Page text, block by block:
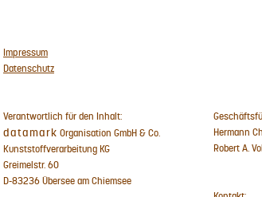
Impressum
Datenschutz
Verantwortlich für den Inhalt:
datamark Organisation GmbH & Co.
Kunststoffverarbeitung KG
Greimelstr. 60
D-83236 Übersee am Chiemsee
Hermann
Robert A.